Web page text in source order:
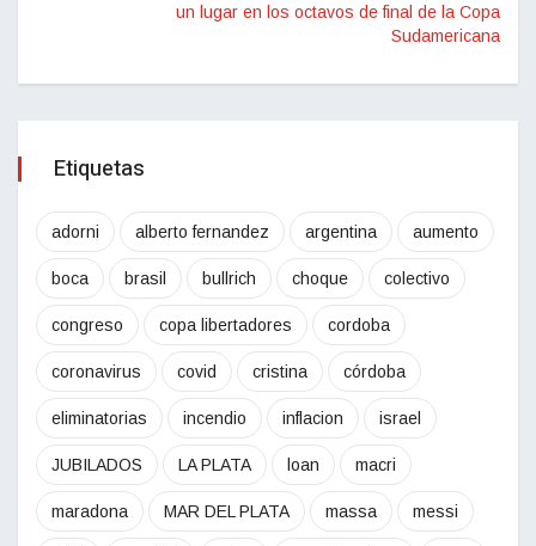
un lugar en los octavos de final de la Copa
Sudamericana
Etiquetas
adorni alberto fernandez argentina aumento
boca brasil bullrich choque colectivo
congreso copa libertadores cordoba
coronavirus covid cristina córdoba
eliminatorias incendio inflacion israel
JUBILADOS LA PLATA loan macri
maradona MAR DEL PLATA massa messi